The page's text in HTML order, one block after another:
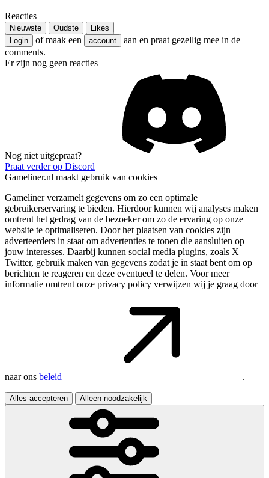
Reacties
Nieuwste Oudste
Likes
Login
of maak een account
aan en praat gezellig mee in de
comments.
Er zijn nog geen reacties
Nog niet uitgepraat?
Praat verder op Discord
Gameliner.nl maakt gebruik van cookies
Gameliner verzamelt gegevens om zo een optimale
gebruikerservaring te bieden. Hierdoor kunnen wij analyses maken
omtrent het gedrag van de bezoeker om zo de ervaring op onze
website te optimaliseren. Door het plaatsen van cookies zijn
adverteerders in staat om advertenties te tonen die aansluiten op
jouw interesses. Daarbij kunnen social media plugins, zoals X
Twitter, gebruik maken van gegevens zodat je in staat bent om op
berichten te reageren en deze eventueel te delen. Voor meer
informatie omtrent onze privacy policy verwijzen wij je graag door
naar ons beleid .
Alles accepteren Alleen noodzakelijk